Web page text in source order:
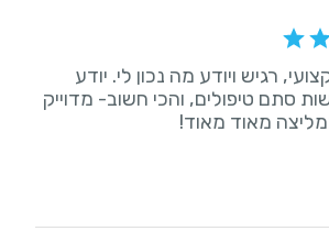
רגיש ויודע מה נכון לי. יודע
סתם טיפולים, והכי חשוב- מדוייק
מאוד מאוד!